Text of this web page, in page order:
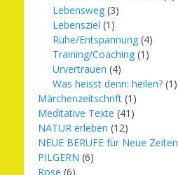
Lebensweg (3)
Lebensziel (1)
Ruhe/Entspannung (4)
Training/Coaching (1)
Urvertrauen (4)
Was heisst denn: heilen? (1)
Märchenzeitschrift (1)
Meditative Texte (41)
NATUR erleben (12)
NEUE BERUFE für Neue Zeiten
PILGERN (6)
Rose (6)